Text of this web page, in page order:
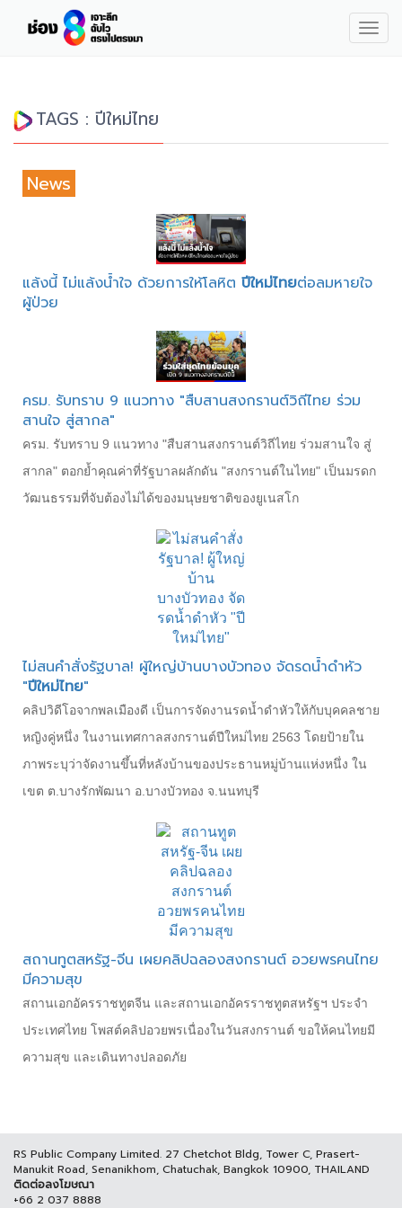
TAGS : ปีใหม่ไทย
News
แล้งนี้ ไม่แล้งน้ำใจ ด้วยการให้โลหิต ปีใหม่ไทยต่อลมหายใจ
ผู้ป่วย
ครม. รับทราบ 9 แนวทาง "สืบสานสงกรานต์วิถีไทย ร่วม
สานใจ สู่สากล"
ครม. รับทราบ 9 แนวทาง "สืบสานสงกรานต์วิถีไทย ร่วมสานใจ สู่
สากล" ตอกย้ำคุณค่าที่รัฐบาลผลักดัน "สงกรานต์ในไทย" เป็นมรดก
วัฒนธรรมที่จับต้องไม่ได้ของมนุษยชาติของยูเนสโก
ไม่สนคำสั่งรัฐบาล! ผู้ใหญ่บ้านบางบัวทอง จัดรดน้ำดำหัว
"ปีใหม่ไทย"
คลิปวิดีโอจากพลเมืองดี เป็นการจัดงานรดน้ำดำหัวให้กับบุคคลชาย
หญิงคู่หนึ่ง ในงานเทศกาลสงกรานต์ปีใหม่ไทย 2563 โดยป้ายใน
ภาพระบุว่าจัดงานขึ้นที่หลังบ้านของประธานหมู่บ้านแห่งหนึ่ง ใน
เขต ต.บางรักพัฒนา อ.บางบัวทอง จ.นนทบุรี
สถานทูตสหรัฐ-จีน เผยคลิปฉลองสงกรานต์ อวยพรคนไทย
มีความสุข
สถานเอกอัครราชทูตจีน และสถานเอกอัครราชทูตสหรัฐฯ ประจำ
ประเทศไทย โพสต์คลิปอวยพรเนื่องในวันสงกรานต์ ขอให้คนไทยมี
ความสุข และเดินทางปลอดภัย
RS Public Company Limited. 27 Chetchot Bldg, Tower C, Prasert-
Manukit Road, Senanikhom, Chatuchak, Bangkok 10900, THAILAND
ติดต่อลงโฆษณา
+66 2 037 8888